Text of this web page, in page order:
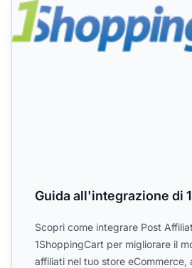
Guida all'integrazione di
Scopri come integrare Post
1ShoppingCart per migliorare il
affiliati nel tuo store eCommerce,